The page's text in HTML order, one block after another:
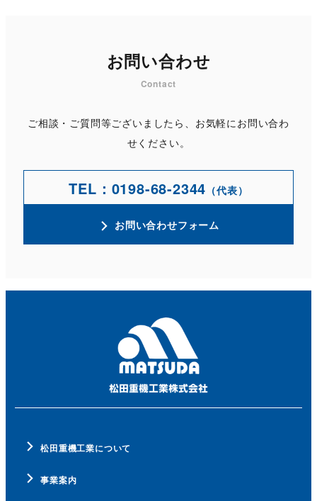
お問い合わせ
Contact
ご相談・ご質問等ございましたら、お気軽にお問い合わ
せください。
TEL：0198-68-2344 （代表）
お問い合わせフォーム
松田重機工業について
事業案内